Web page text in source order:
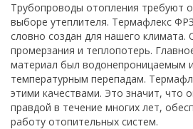
Трубопроводы отопления требуют
выборе утеплителя. Термафлекс
словно создан для нашего
промерзания и теплопотерь.
материал был водонепроницаемым
температурным перепадам.
этими качествами. Это значит, что
правдой в течение многих лет,
работу отопительных систем.